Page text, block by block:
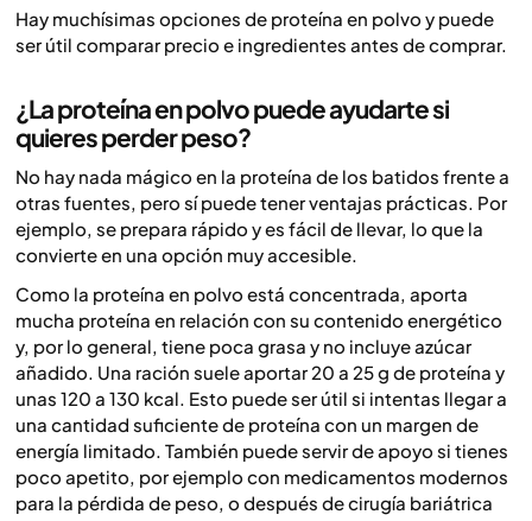
Hay muchísimas opciones de proteína en polvo y puede
ser útil comparar precio e ingredientes antes de comprar.
¿La proteína en polvo puede ayudarte si
quieres perder peso?
No hay nada mágico en la proteína de los batidos frente a
otras fuentes, pero sí puede tener ventajas prácticas. Por
ejemplo, se prepara rápido y es fácil de llevar, lo que la
convierte en una opción muy accesible.
Como la proteína en polvo está concentrada, aporta
mucha proteína en relación con su contenido energético
y, por lo general, tiene poca grasa y no incluye azúcar
añadido. Una ración suele aportar 20 a 25 g de proteína y
unas 120 a 130 kcal. Esto puede ser útil si intentas llegar a
una cantidad suficiente de proteína con un margen de
energía limitado. También puede servir de apoyo si tienes
poco apetito, por ejemplo con medicamentos modernos
para la pérdida de peso, o después de cirugía bariátrica